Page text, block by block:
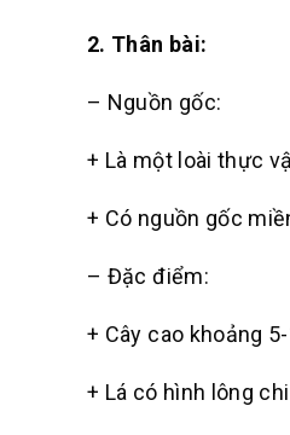
2. Thân bài:
– Nguồn gốc:
+ Là một loài thực
+ Có nguồn gốc
– Đặc điểm:
+ Cây cao khoảng
+ Lá có hình lông